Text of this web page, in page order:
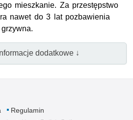
mieszkanie. Za przestępstwo
nawet do 3 lat pozbawienia
dodatkowe ↓
Regulamin